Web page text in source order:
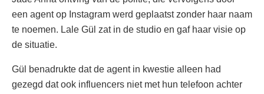
een agent op Instagram werd geplaatst zonder haar naam
te noemen. Lale Gül zat in de studio en gaf haar visie op
de situatie.
Gül benadrukte dat de agent in kwestie alleen had
gezegd dat ook influencers niet met hun telefoon achter